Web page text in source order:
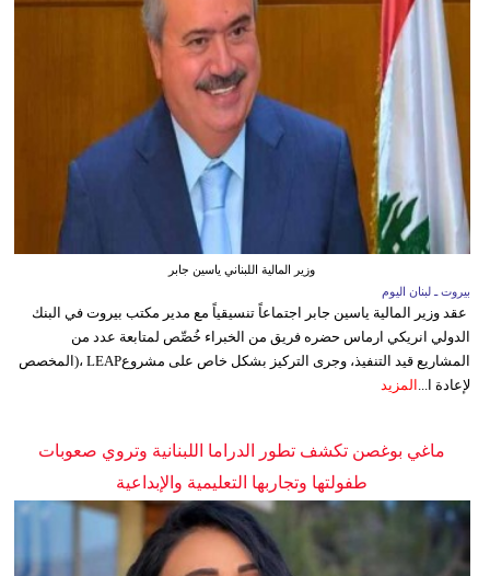
وزير المالية اللبناني ياسين جابر
بيروت ـ لبنان اليوم
عقد وزير المالية ياسين جابر اجتماعاً تنسيقياً مع مدير مكتب بيروت في البنك
الدولي انريكي ارماس حضره فريق من الخبراء خُصِّص لمتابعة عدد من
المشاريع قيد التنفيذ، وجرى التركيز بشكل خاص على مشروعLEAP ،(المخصص
لإعادة ا... المزيد
ماغي بوغصن تكشف تطور الدراما اللبنانية وتروي صعوبات
طفولتها وتجاربها التعليمية والإبداعية